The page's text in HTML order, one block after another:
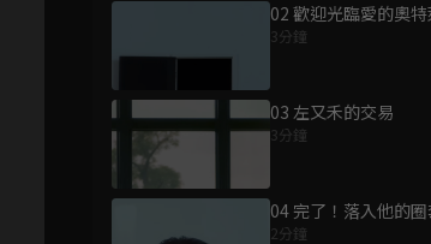
02 歡迎光臨愛的奧
3分鐘
03 左又禾的交易
3分鐘
04 完了！落入他的
2分鐘